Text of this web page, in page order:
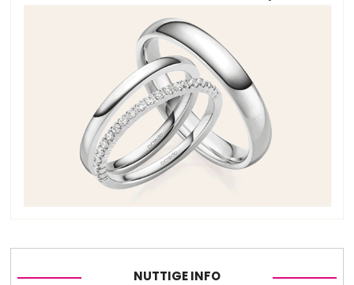
NUTTIGE INFO